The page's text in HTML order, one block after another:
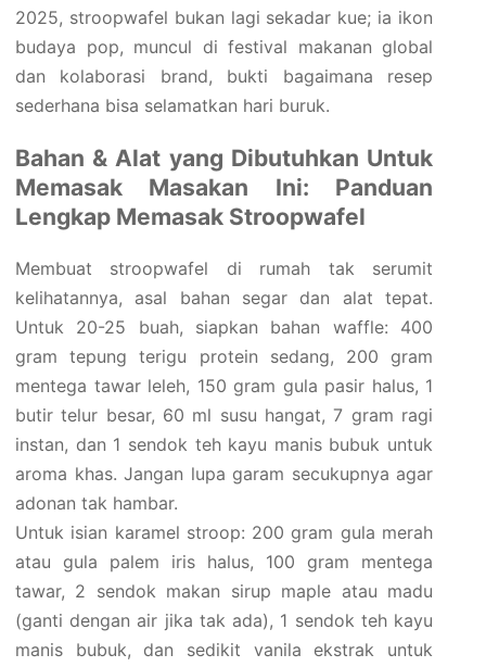
2025, stroopwafel bukan lagi sekadar kue; ia ikon
budaya pop, muncul di festival makanan global
dan kolaborasi brand, bukti bagaimana resep
sederhana bisa selamatkan hari buruk.
Bahan & Alat yang Dibutuhkan Untuk
Memasak Masakan Ini: Panduan
Lengkap Memasak Stroopwafel
Membuat stroopwafel di rumah tak serumit
kelihatannya, asal bahan segar dan alat tepat.
Untuk 20-25 buah, siapkan bahan waffle: 400
gram tepung terigu protein sedang, 200 gram
mentega tawar leleh, 150 gram gula pasir halus, 1
butir telur besar, 60 ml susu hangat, 7 gram ragi
instan, dan 1 sendok teh kayu manis bubuk untuk
aroma khas. Jangan lupa garam secukupnya agar
adonan tak hambar.
Untuk isian karamel stroop: 200 gram gula merah
atau gula palem iris halus, 100 gram mentega
tawar, 2 sendok makan sirup maple atau madu
(ganti dengan air jika tak ada), 1 sendok teh kayu
manis bubuk, dan sedikit vanila ekstrak untuk